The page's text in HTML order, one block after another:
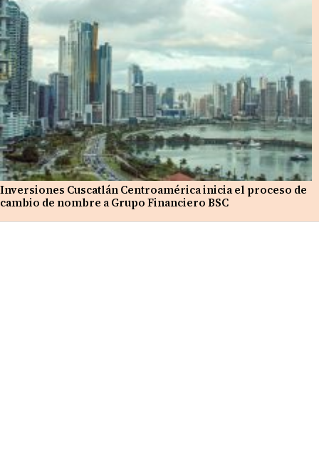
Inversiones Cuscatlán Centroamérica inicia el proceso de
cambio de nombre a Grupo Financiero BSC